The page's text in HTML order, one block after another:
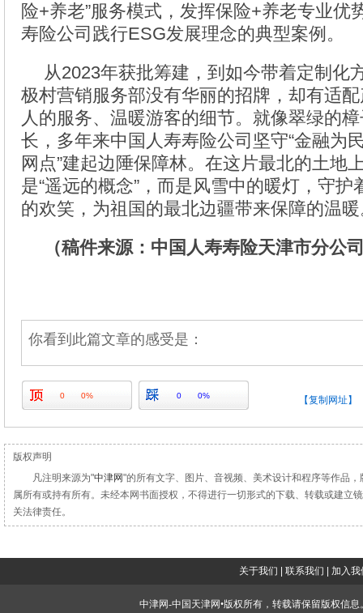
险+养老”服务模式，发挥保险+养老专业优
寿险公司践行ESG发展理念的典型案例。
从2023年获批筹建，到如今带着定制化
极村营销服务部没有华丽的招牌，却有适
人的服务、温暖游客的细节。就像翠绿的
长，多年来中国人寿寿险公司坚守“金融为
网点”建起边陲保障林。在这片最北的土地
是“遥远的概念”，而是风雪中的暖灯，守
的欢笑，为祖国的最北边疆带来保障的温
（稿件来源：中国人寿寿险天津市分公
你看到此篇文章的感受是：
0 0% 0 0% 【复制网址】
版权声明
凡注明来源为"中津网"的所有文字、图片、音视频、美术设计和程序等作品
属所有或持有所有。未经本网书面授权，不得进行一切形式的下载、转载或建立
关法律责任。
关于我们 联系我们 加入我
中津网-中国天津网•版权所有，转载请保留版权信息